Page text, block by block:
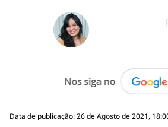
Data de publicação: 26 de Agosto de 2021,